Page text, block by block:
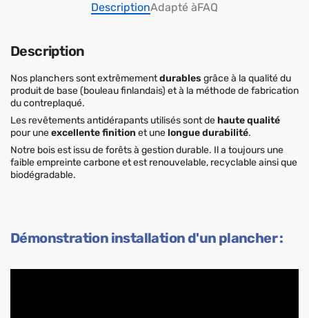
DescriptionAdapté àFAQ
Description
Nos planchers sont extrêmementdurables grâce à la qualité du
produit de base (bouleau finlandais) et à la méthode de fabrication
du contreplaqué.
Les revêtements antidérapants utilisés sont dehaute qualité
pour uneexcellente finition et unelongue durabilité.
Notre bois est issu de forêts à gestion durable. Il a toujours une
faible empreinte carbone et est renouvelable, recyclable ainsi que
biodégradable.
Démonstration installation d'un plancher :